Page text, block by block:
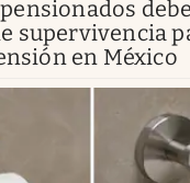
supervivencia
en México